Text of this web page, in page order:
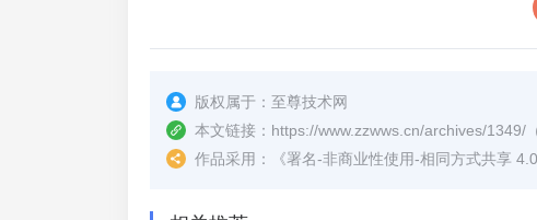
版权属于： 至尊技术网
本文链接： https://www.zzwws.cn/archives/1349/
作品采用：
《署名-非商业性使用-相同方式共享